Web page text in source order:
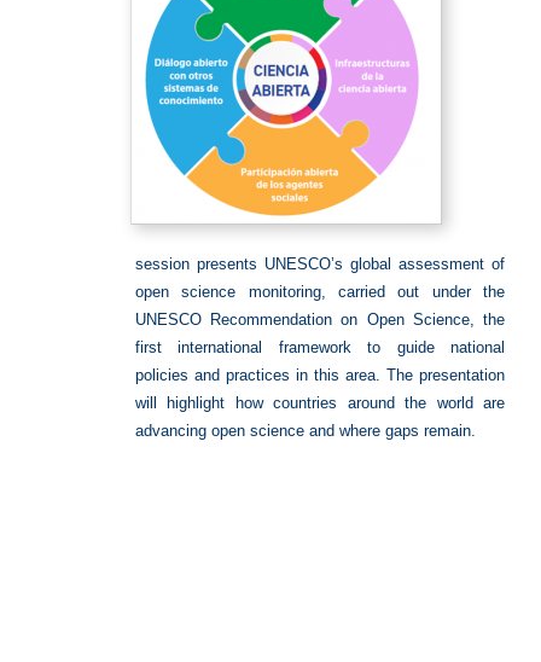
session presents UNESCO’s global assessment of
open science monitoring, carried out under the
UNESCO Recommendation on Open Science, the
first international framework to guide national
policies and practices in this area. The presentation
will highlight how countries around the world are
advancing open science and where gaps remain.